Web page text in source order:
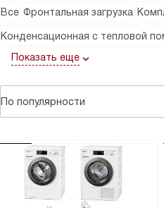
Все Фронтальная загрузка
Конденсационная с тепловой
Показать еще
По популярности